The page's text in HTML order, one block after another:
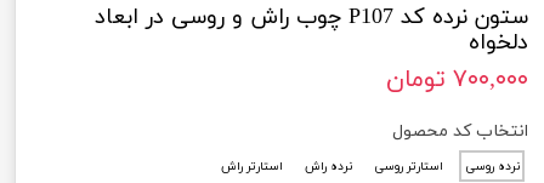
ستون نرده کد P107 چوب راش و روسی در ابعاد
دلخواه
۷۰۰,۰۰۰ تومان
انتخاب کد محصول
نرده روسی استارتر روسی نرده راش استارتر راش